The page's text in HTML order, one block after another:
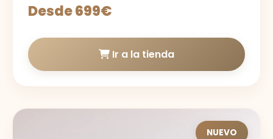
Desde 699€
Ir a la tienda
NUEVO